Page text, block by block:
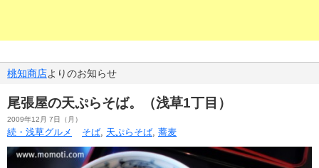
桃知商店よりのお知らせ
尾張屋の天ぷらそば。（浅草1丁目）
2009年12月 7日（月）
続・浅草グルメ そば, 天ぷらそば, 蕎麦